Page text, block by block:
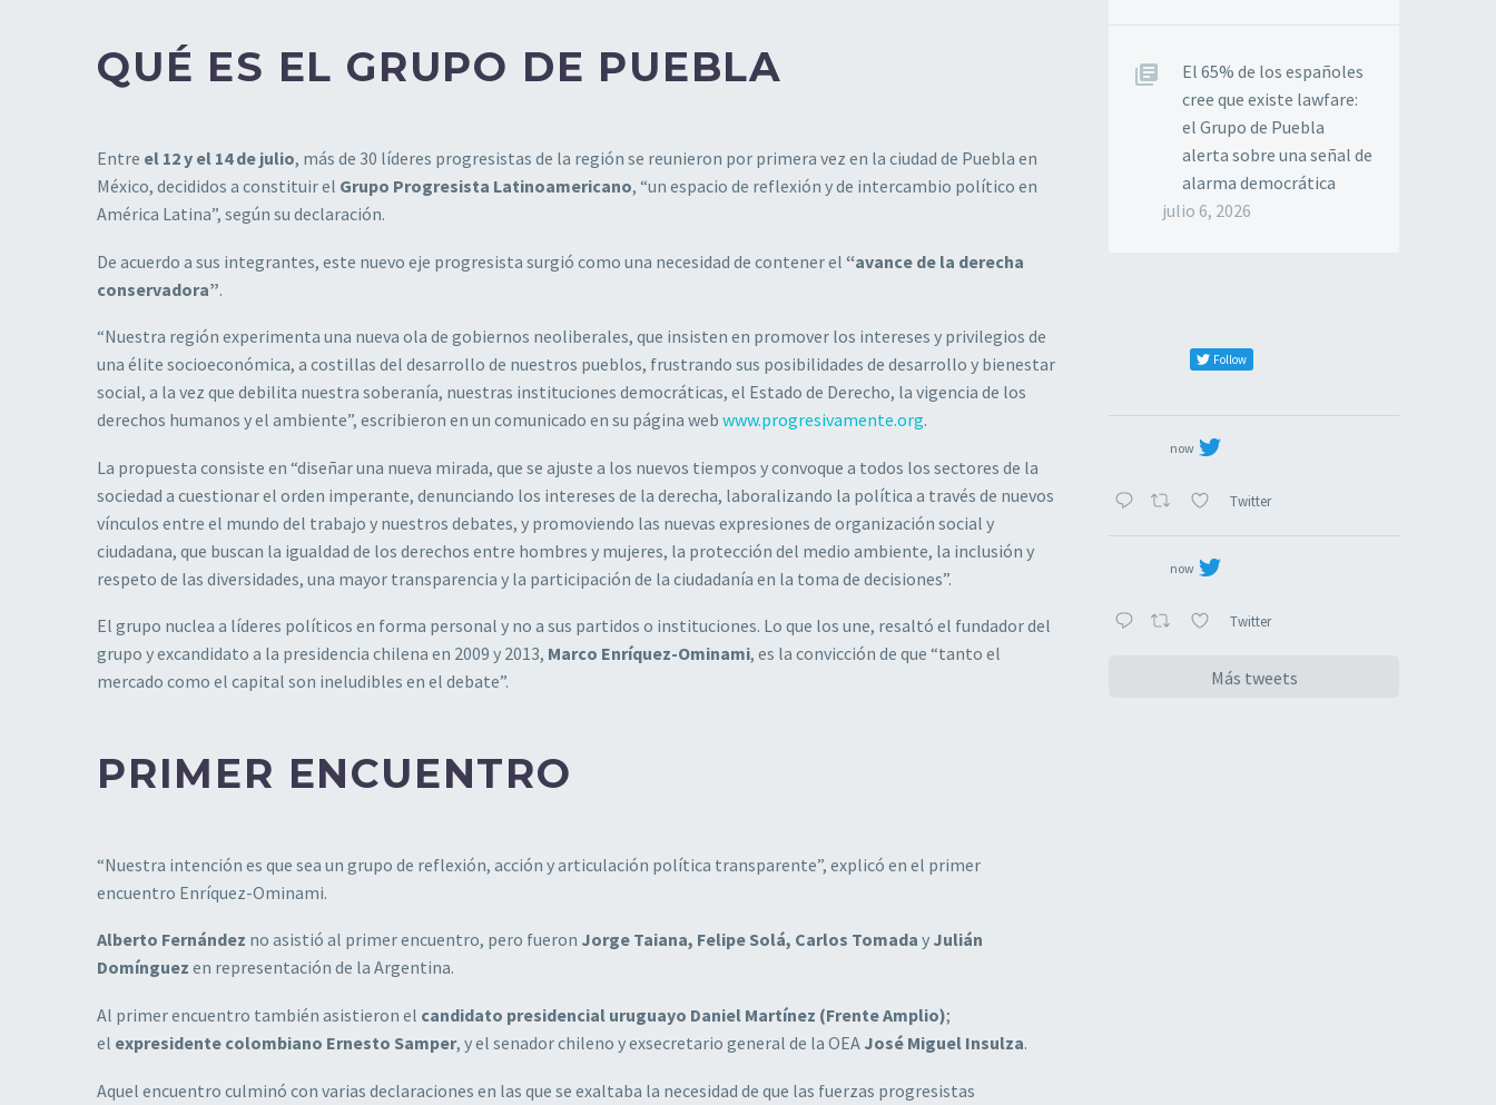
QUÉ ES EL GRUPO DE PUEBLA
Entre el 12 y el 14 de julio, más de 30 líderes progresistas de la región se reunieron por primera vez en la ciudad de Puebla en
México, decididos a constituir el Grupo Progresista Latinoamericano, “un espacio de reflexión y de intercambio político en
América Latina”, según su declaración.
De acuerdo a sus integrantes, este nuevo eje progresista surgió como una necesidad de contener el “avance de la derecha
conservadora”.
“Nuestra región experimenta una nueva ola de gobiernos neoliberales, que insisten en promover los intereses y privilegios de
una élite socioeconómica, a costillas del desarrollo de nuestros pueblos, frustrando sus posibilidades de desarrollo y bienestar
social, a la vez que debilita nuestra soberanía, nuestras instituciones democráticas, el Estado de Derecho, la vigencia de los
derechos humanos y el ambiente”, escribieron en un comunicado en su página web www.progresivamente.org.
La propuesta consiste en “diseñar una nueva mirada, que se ajuste a los nuevos tiempos y convoque a todos los sectores de la
sociedad a cuestionar el orden imperante, denunciando los intereses de la derecha, laboralizando la política a través de nuevos
vínculos entre el mundo del trabajo y nuestros debates, y promoviendo las nuevas expresiones de organización social y
ciudadana, que buscan la igualdad de los derechos entre hombres y mujeres, la protección del medio ambiente, la inclusión y
respeto de las diversidades, una mayor transparencia y la participación de la ciudadanía en la toma de decisiones”.
El grupo nuclea a líderes políticos en forma personal y no a sus partidos o instituciones. Lo que los une, resaltó el fundador del
grupo y excandidato a la presidencia chilena en 2009 y 2013, Marco Enríquez-Ominami, es la convicción de que “tanto el
mercado como el capital son ineludibles en el debate”.
PRIMER ENCUENTRO
“Nuestra intención es que sea un grupo de reflexión, acción y articulación política transparente”, explicó en el primer
encuentro Enríquez-Ominami.
Alberto Fernández no asistió al primer encuentro, pero fueron Jorge Taiana, Felipe Solá, Carlos Tomada y Julián
Domínguez en representación de la Argentina.
Al primer encuentro también asistieron el candidato presidencial uruguayo Daniel Martínez (Frente Amplio);
el expresidente colombiano Ernesto Samper, y el senador chileno y exsecretario general de la OEA José Miguel Insulza.
Aquel encuentro culminó con varias declaraciones en las que se exaltaba la necesidad de que las fuerzas progresistas
El 65% de los españoles
cree que existe lawfare:
el Grupo de Puebla
alerta sobre una señal de
alarma democrática
julio 6, 2026
Follow
now
Twitter
now
Twitter
Más tweets